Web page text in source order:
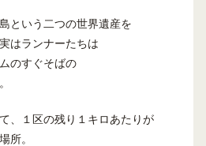
という二つの世界遺産を
はランナーたちは
のすぐそばの
、１区の残り１キロあたりが
所。